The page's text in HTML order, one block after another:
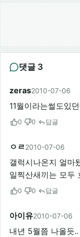
댓글 3
zeras2010-07-06
11월이라는썰도있
0 0 답글
ㅇㄹ2010-07-06
갤럭시나온지 얼마
일찍산새끼는 모두
0 0 답글
아이유2010-07-06
내년 5월쯤 나올듯..